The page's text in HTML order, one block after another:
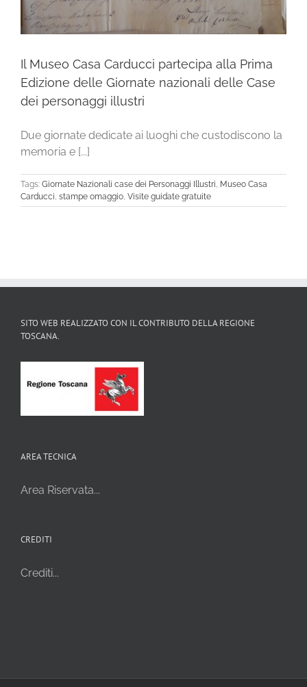
Il Museo Casa Carducci partecipa alla Prima
Edizione delle Giornate nazionali delle Case
dei personaggi illustri
Due giornate dedicate ai luoghi che custodiscono la
memoria e [...]
Tags: Giornate Nazionali case dei Personaggi Illustri, Museo Casa
Carducci, stampe omaggio, Visite guidate gratuite
SITO WEB REALIZZATO CON IL CONTRIBUTO DELLA REGIONE
TOSCANA.
AREA TECNICA
Area Riservata...
CREDITI
Crediti...